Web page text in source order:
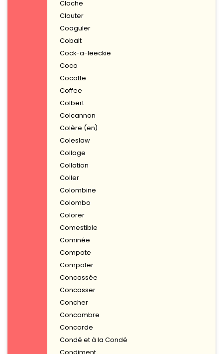
Cloche
Clouter
Coaguler
Cobalt
Cock-a-leeckie
Coco
Cocotte
Coffee
Colbert
Colcannon
Colère (en)
Coleslaw
Collage
Collation
Coller
Colombine
Colombo
Colorer
Comestible
Cominée
Compote
Compoter
Concassée
Concasser
Concher
Concombre
Concorde
Condé et à la Condé
Condiment